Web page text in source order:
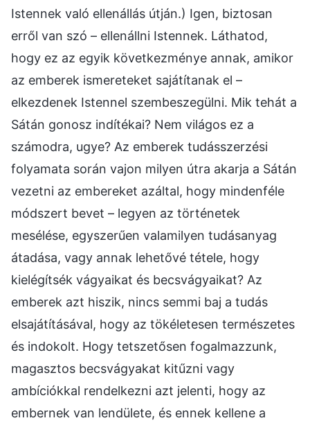
Istennek való ellenállás útján.) Igen, biztosan
erről van szó – ellenállni Istennek. Láthatod,
hogy ez az egyik következménye annak, amikor
az emberek ismereteket sajátítanak el –
elkezdenek Istennel szembeszegülni. Mik tehát a
Sátán gonosz indítékai? Nem világos ez a
számodra, ugye? Az emberek tudásszerzési
folyamata során vajon milyen útra akarja a Sátán
vezetni az embereket azáltal, hogy mindenféle
módszert bevet – legyen az történetek
mesélése, egyszerűen valamilyen tudásanyag
átadása, vagy annak lehetővé tétele, hogy
kielégítsék vágyaikat és becsvágyaikat? Az
emberek azt hiszik, nincs semmi baj a tudás
elsajátításával, hogy az tökéletesen természetes
és indokolt. Hogy tetszetősen fogalmazzunk,
magasztos becsvágyakat kitűzni vagy
ambíciókkal rendelkezni azt jelenti, hogy az
embernek van lendülete, és ennek kellene a